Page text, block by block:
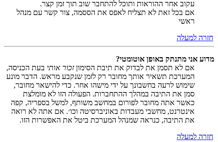
עקוב אחר ההוראות ותוכל להתחבר שוב תוך זמן קצר.
אם בכל זאת לא תצליח לאפס את הססמה, צור קשר עם מנהל
ראשי
חזרה למעלה
מדוע אני מתנתק באופן אוטומטי?
אם לא תסמן את לבדוק את תיבת הסימוןזכור אותי בעת הכניסה,
המערכת תשאיר אותך מחובר רק לזמן שנקבע מראש. הדבר מונע
שימוש לרעה בחשבונך על ידי מישהו אחר. כדי להישאר מחובר,
סמן את התיבה במהלך ההתחברות. הפעולה הזו לא מומלצת
כאשר אתה מחובר לפורום במחשב משותף, למשל בספריה, קפה
אינטרנט, מחשבי מעבדות באוניברסיטה וכו׳. אם אתה לא רואה
את התיבה, כנראה שמנהל המערכת ביטל את האפשרות הזו.
חזרה למעלה